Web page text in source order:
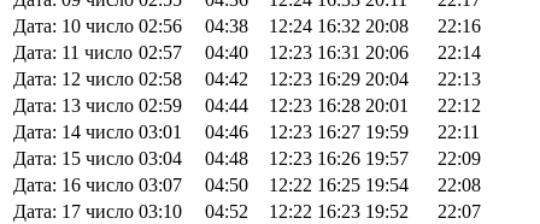
Дата: 10 число 02:56 04:38 12:24 16:32 20:08
22:16
Дата: 11 число 02:57 04:40 12:23 16:31 20:06
22:14
Дата: 12 число 02:58 04:42 12:23 16:29 20:04
22:13
Дата: 13 число 02:59 04:44 12:23 16:28 20:01
22:12
Дата: 14 число 03:01 04:46 12:23 16:27 19:59
22:11
Дата: 15 число 03:04 04:48 12:23 16:26 19:57
22:09
Дата: 16 число 03:07 04:50 12:22 16:25 19:54
22:08
Дата: 17 число 03:10 04:52 12:22 16:23 19:52
22:07